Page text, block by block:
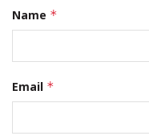
Name *
Email *